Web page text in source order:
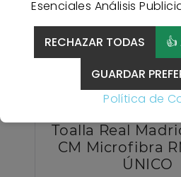
Esenciales Análisis
RECHAZAR TODAS
👍
GUARDAR
Política de
20 % Descuento
Toalla Real
CM Microfibra
ÚNICO